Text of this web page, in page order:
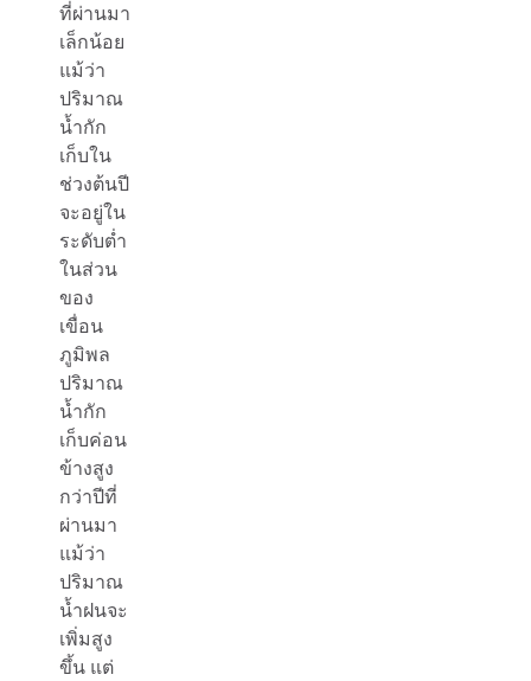
ที่ผ่านมา
เล็กน้อย
แม้ว่า
ปริมาณ
น้ำกัก
เก็บใน
ช่วงต้นปี
จะอยู่ใน
ระดับต่ำ
ในส่วน
ของ
เขื่อน
ภูมิพล
ปริมาณ
น้ำกัก
เก็บค่อน
ข้างสูง
กว่าปีที่
ผ่านมา
แม้ว่า
ปริมาณ
น้ำฝนจะ
เพิ่มสูง
ขึ้น แต่